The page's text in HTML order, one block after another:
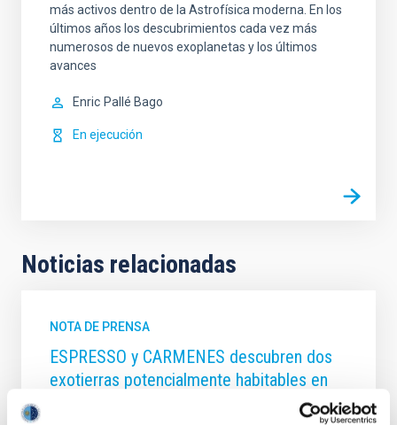
más activos dentro de la Astrofísica moderna. En los
últimos años los descubrimientos cada vez más
numerosos de nuevos exoplanetas y los últimos
avances
Enric Pallé Bago
En ejecución
Noticias relacionadas
NOTA DE PRENSA
ESPRESSO y CARMENES descubren dos
exotierras potencialmente habitables en